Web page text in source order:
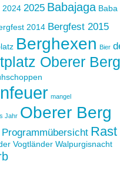
2024 2025 Babajaga Baba
2014 Bergfest 2015
Berghexen Bier
Oberer Berg
mangel
Jahr Oberer Berg
Programmübersicht Rast
Vogtländer Walpurgisnacht